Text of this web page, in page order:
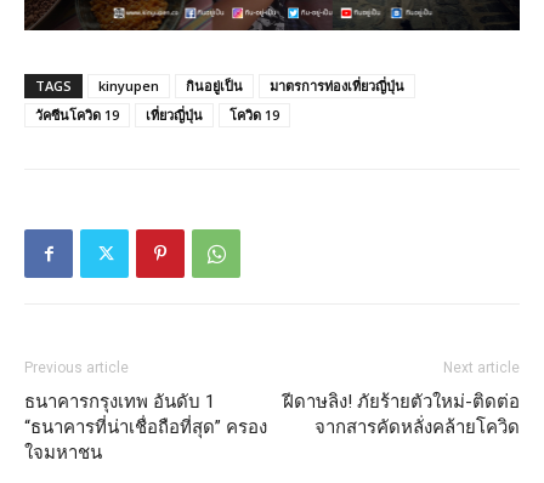
TAGS kinyupen กินอยู่เป็น
มาตรการท่องเที่ยวญี่ปุ่น
วัคซีนโควิด 19
เที่ยวญี่ปุ่น โควิด 19
Previous article
ธนาคารกรุงเทพ อันดับ 1
“ธนาคารที่น่าเชื่อถือที่สุด” ครอง
ใจมหาชน
Next article
ฝีดาษลิง! ภัยร้ายตัวใหม่-ติดต่อ
จากสารคัดหลั่งคล้ายโควิด